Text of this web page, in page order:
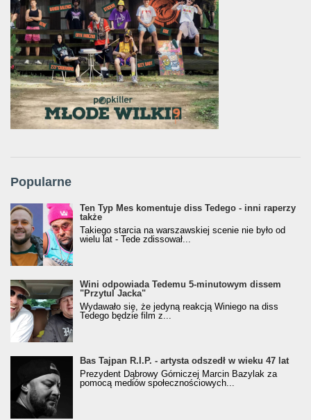
Popularne
Ten Typ Mes komentuje diss Tedego - inni raperzy
także
Takiego starcia na warszawskiej scenie nie było od
wielu lat - Tede zdissował...
Wini odpowiada Tedemu 5-minutowym dissem
"Przytul Jacka"
Wydawało się, że jedyną reakcją Winiego na diss
Tedego będzie film z...
Bas Tajpan R.I.P. - artysta odszedł w wieku 47 lat
Prezydent Dąbrowy Górniczej Marcin Bazylak za
pomocą mediów społecznościowych...